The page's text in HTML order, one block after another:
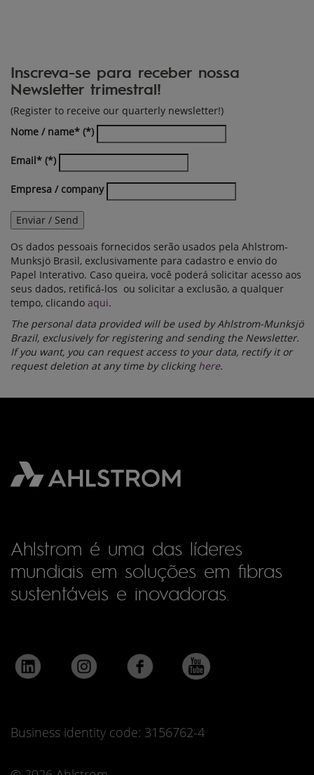
Inscreva-se para receber nossa
Newsletter trimestral!
(Register to receive our quarterly newsletter!)
Nome / name*
Email*
Empresa / company
Enviar / Send
Os dados pessoais fornecidos serão usados pela Ahlstrom-
Munksjö Brasil, exclusivamente para cadastro e envio do
Papel Interativo. Caso queira, você poderá solicitar acesso aos
seus dados, retificá-los ou solicitar a exclusão, a qualquer
tempo, clicando aqui.
The personal data provided will be used by Ahlstrom-Munksjö
Brazil, exclusively for registering and sending the Newsletter.
If you want, you can request access to your data, rectify it or
request deletion at any time by clicking here.
Ahlstrom é uma das líderes
mundiais em soluções em fibras
sustentáveis e inovadoras.
Business identity code: 3156762-4